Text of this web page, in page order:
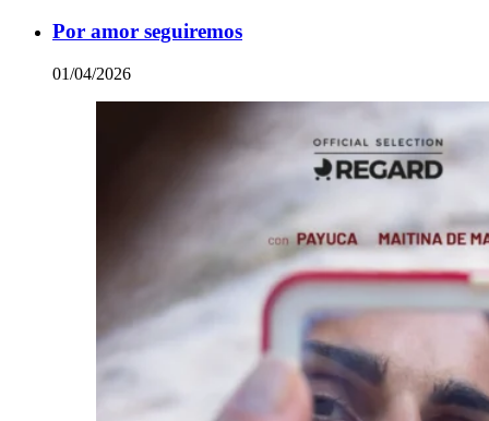
Por amor seguiremos
01/04/2026